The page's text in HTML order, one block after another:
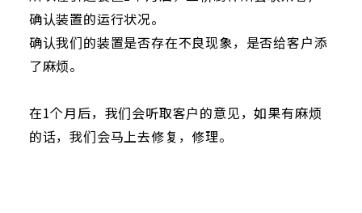
确认装置的运行状况。
确认我们的装置是否存在不良现象，是否给客户添
了麻烦。
在1个月后，我们会听取客户的意见，如果有麻烦
的话，我们会马上去修复，修理。